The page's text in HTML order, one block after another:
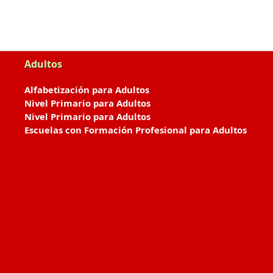
Adultos
Alfabetización para Adultos
Nivel Primario para Adultos
Nivel Primario para Adultos
Escuelas con Formación Profesional para Adultos